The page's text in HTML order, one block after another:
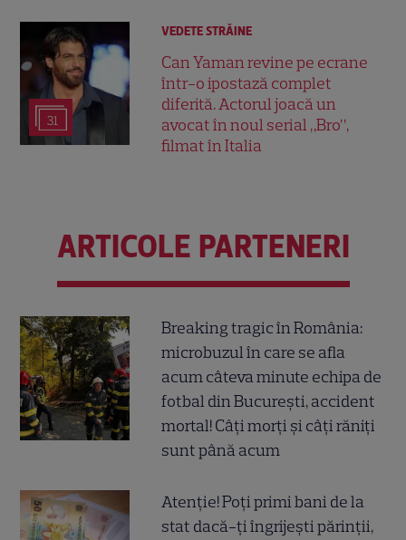
31
VEDETE STRĂINE
Can Yaman revine pe ecrane
într-o ipostază complet
diferită. Actorul joacă un
avocat în noul serial „Bro”,
filmat în Italia
ARTICOLE PARTENERI
Breaking tragic în România:
microbuzul în care se afla
acum câteva minute echipa de
fotbal din București, accident
mortal! Câți morți și câți răniți
sunt până acum
Atenție! Poți primi bani de la
stat dacă-ți îngrijești părinții,